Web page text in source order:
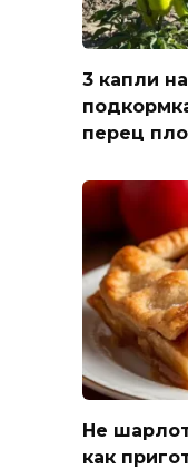
3 капли
перец
Не
как